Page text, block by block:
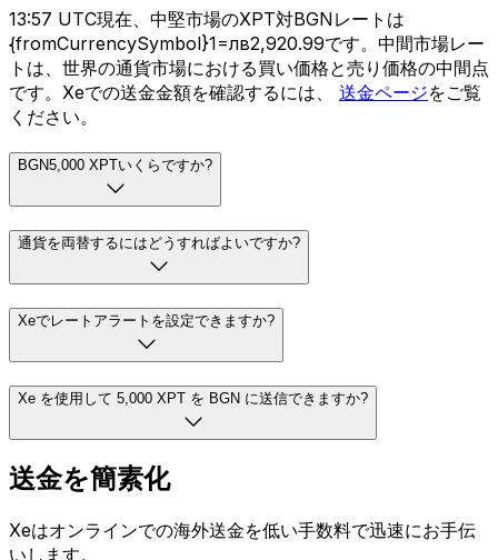
13:57 UTC現在、中堅市場のXPT対BGNレートは
{fromCurrencySymbol}1=лв2,920.99です。中間市場レー
トは、世界の通貨市場における買い価格と売り価格の中間点
です。Xeでの送金金額を確認するには、 送金ページをご覧
ください。
BGN5,000 XPTいくらですか?
通貨を両替するにはどうすればよいですか?
Xeでレートアラートを設定できますか?
Xe を使用して 5,000 XPT を BGN に送信できますか?
送金を簡素化
Xeはオンラインでの海外送金を低い手数料で迅速にお手伝
いします。